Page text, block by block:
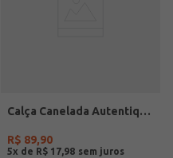
Calça Canelada Autentique Feminina VINHO
R$ 89,90
5x de R$ 17 98